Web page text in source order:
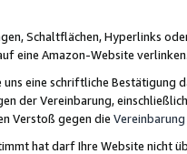
Schaltflächen, Hyperlinks
eine Amazon-Website
uns eine schriftliche
der Vereinbarung,
Verstoß gegen die Vereinbarung
hat darf Ihre Website nicht